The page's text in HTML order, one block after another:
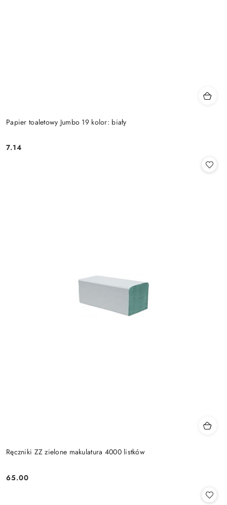
Papier toaletowy Jumbo 19 kolor: biały
Cena:
7.14
Ręczniki ZZ zielone makulatura 4000 listków
Cena:
65.00